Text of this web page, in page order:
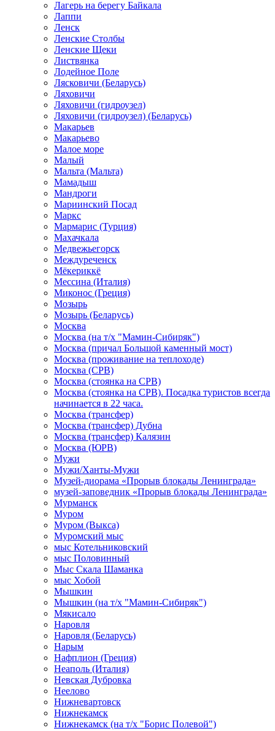
Лагерь на берегу Байкала
Лаппи
Ленск
Ленские Столбы
Ленские Щеки
Листвянка
Лодейное Поле
Лясковичи (Беларусь)
Ляховичи
Ляховичи (гидроузел)
Ляховичи (гидроузел) (Беларусь)
Макарьев
Макарьево
Малое море
Малый
Мальта (Мальта)
Мамадыш
Мандроги
Мариинский Посад
Маркс
Мармарис (Турция)
Махачкала
Медвежьегорск
Междуреченск
Мёкериккё
Мессина (Италия)
Миконос (Греция)
Мозырь
Мозырь (Беларусь)
Москва
Москва (на т/х "Мамин-Сибиряк")
Москва (причал Большой каменный мост)
Москва (проживание на теплоходе)
Москва (СРВ)
Москва (стоянка на СРВ)
Москва (стоянка на СРВ). Посадка туристов всегда
начинается в 22 часа.
Москва (трансфер)
Москва (трансфер) Дубна
Москва (трансфер) Калязин
Москва (ЮРВ)
Мужи
Мужи/Ханты-Мужи
Музей-диорама «Прорыв блокады Ленинграда»
музей-заповедник «Прорыв блокады Ленинграда»
Мурманск
Муром
Муром (Выкса)
Муромский мыс
мыс Котельниковский
мыс Половинный
Мыс Скала Шаманка
мыс Хобой
Мышкин
Мышкин (на т/х "Мамин-Сибиряк")
Мякисало
Наровля
Наровля (Беларусь)
Нарым
Нафплион (Греция)
Неаполь (Италия)
Невская Дубровка
Неелово
Нижневартовск
Нижнекамск
Нижнекамск (на т/х "Борис Полевой")